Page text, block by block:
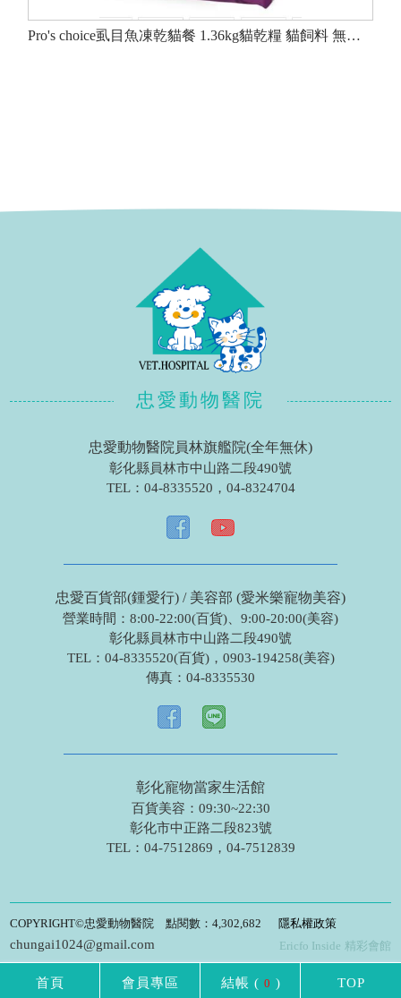
首頁 會員專區 結帳 ( 0 ) TOP
Pro's choice虱目魚凍乾貓餐 1.36kg貓乾糧 貓飼料 無穀低敏
忠愛動物醫院
忠愛動物醫院員林旗艦院(全年無休)
彰化縣員林市中山路二段490號
TEL： 04-8335520 ， 04-8324704
忠愛百貨部(鍾愛行) / 美容部 (愛米樂寵物美容)
營業時間：8:00-22:00(百貨)、9:00-20:00(美容)
彰化縣員林市中山路二段490號
TEL： 04-8335520(百貨)， 0903-194258(美容)
傳真： 04-8335530
彰化寵物當家生活館
百貨美容：09:30~22:30
彰化市中正路二段823號
TEL： 04-7512869 ， 04-7512839
COPYRIGHT©忠愛動物醫院 點閱數：4,302,682 隱私權政策
chungai1024@gmail.com Ericfo Inside 精彩會館